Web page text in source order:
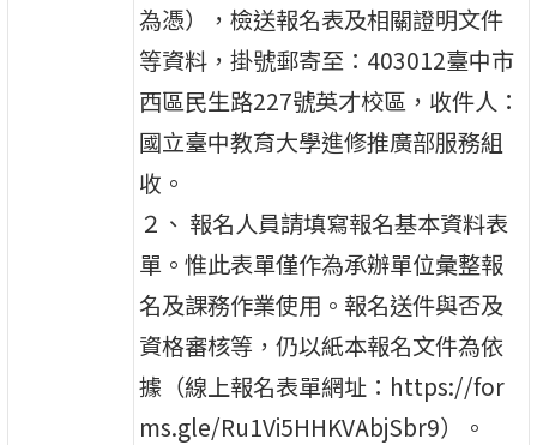
為憑），檢送報名表及相關證明文件
等資料，掛號郵寄至：403012臺中市
西區民生路227號英才校區，收件人：
國立臺中教育大學進修推廣部服務組
收。
２、 報名人員請填寫報名基本資料表
單。惟此表單僅作為承辦單位彙整報
名及課務作業使用。報名送件與否及
資格審核等，仍以紙本報名文件為依
據（線上報名表單網址：https://for
ms.gle/Ru1Vi5HHKVAbjSbr9）。